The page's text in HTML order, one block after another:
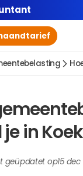
in
geüpdatet op15